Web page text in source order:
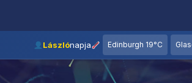
Lászlónapja Edinburgh 19°C